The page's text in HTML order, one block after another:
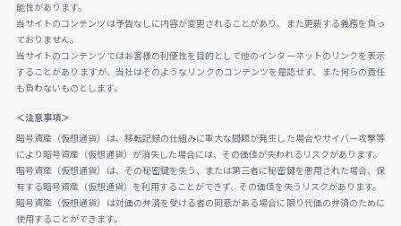
能性があります。
当サイトのコンテンツは予告なしに内容が変更されることがあり、また更新する義務を負っ
ておりません。
当サイトのコンテンツではお客様の利便性を目的として他のインターネットのリンクを表示
することがありますが、当社はそのようなリンクのコンテンツを是認せず、また何らの責任
も負わないものとします。
＜注意事項＞
暗号資産（仮想通貨）は、移転記録の仕組みに重大な問題が発生した場合やサイバー攻撃等
により暗号資産（仮想通貨）が消失した場合には、その価値が失われるリスクがあります。
暗号資産（仮想通貨）は、その秘密鍵を失う、または第三者に秘密鍵を悪用された場合、保
有する暗号資産（仮想通貨）を利用することができず、その価値を失うリスクがあります。
暗号資産（仮想通貨）は対価の弁済を受ける者の同意がある場合に限り代価の弁済のために
使用することができます。